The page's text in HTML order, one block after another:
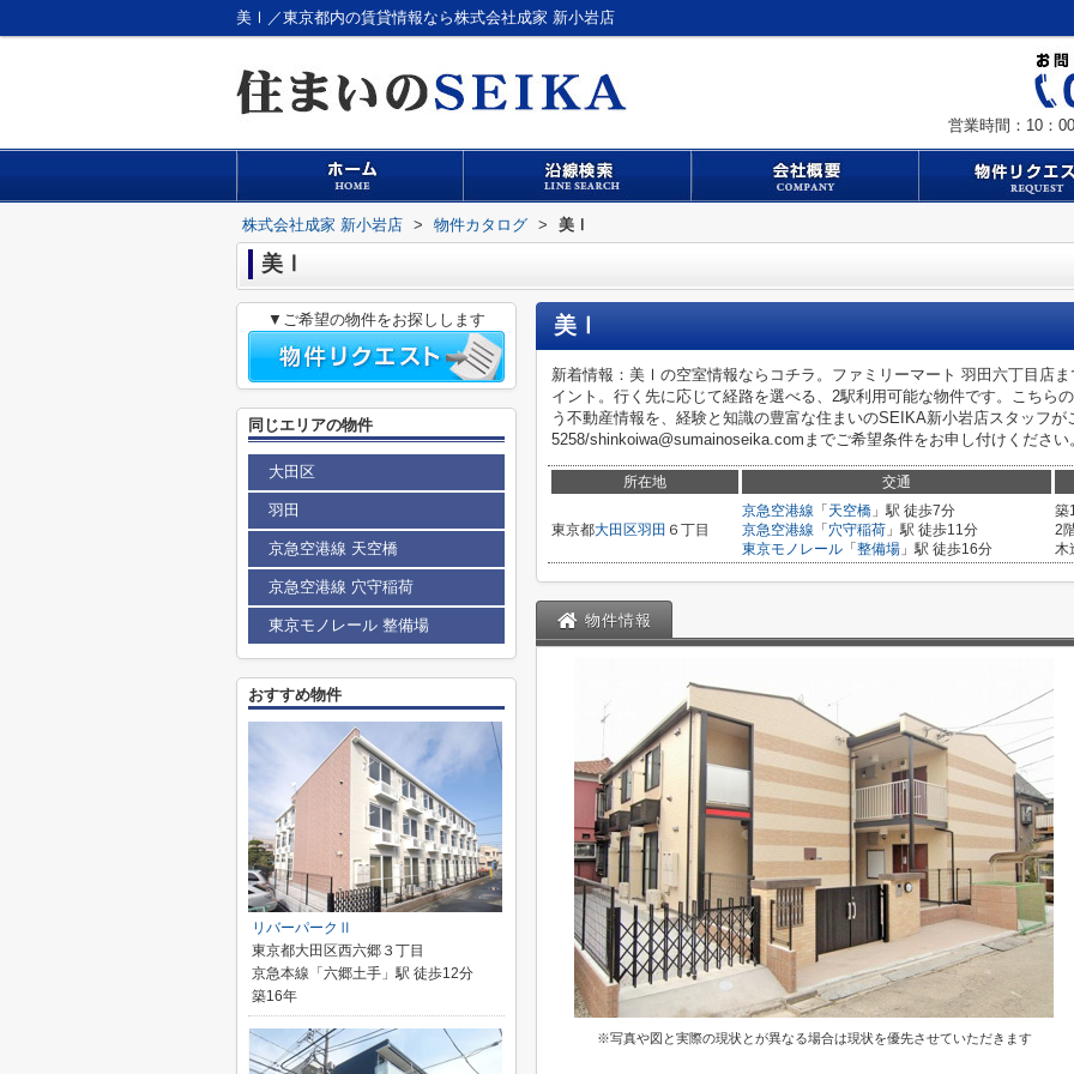
美Ⅰ／東京都内の賃貸情報なら株式会社成家 新小岩店
営業時間：10：
株式会社成家 新小岩店 > 物件カタログ > 美Ⅰ
美Ⅰ
美Ⅰ
新着情報：美Ⅰの空室情報ならコチラ。ファミリーマート 羽田六丁目店
イント。行く先に応じて経路を選べる、2駅利用可能な物件です。こちら
う不動産情報を、経験と知識の豊富な住まいのSEIKA新小岩店スタッフが
5258/shinkoiwa@sumainoseika.comまでご希望条件をお申し付けください
所在地 交通
東京都大田区羽田 ６丁目
京急空港線 「 天空橋 」駅 徒歩7分
京急空港線 「 穴守稲荷 」駅 徒歩11分
東京モノレール 「 整備場 」駅 徒歩16分
築
2
木
物件情報
※写真や図と実際の現状とが異なる場合は現状を優先させていただきます
▼ご希望の物件をお探しします
同じエリアの物件
大田区
羽田
京急空港線 天空橋
京急空港線 穴守稲荷
東京モノレール 整備場
おすすめ物件
リバーパークⅡ
東京都大田区西六郷３丁目
京急本線「六郷土手」駅 徒歩12分
築16年